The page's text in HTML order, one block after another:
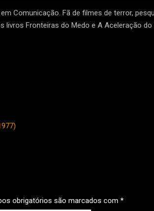
Comunicação. Fã de filmes de terror,
livros Fronteiras do Medo e A Aceleração
obrigatórios são marcados com *